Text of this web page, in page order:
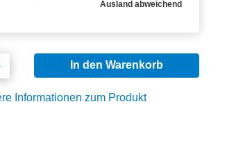
Ausland abweichend
Gib den gewünschten
In den Warenkorb
Informationen zum Produkt